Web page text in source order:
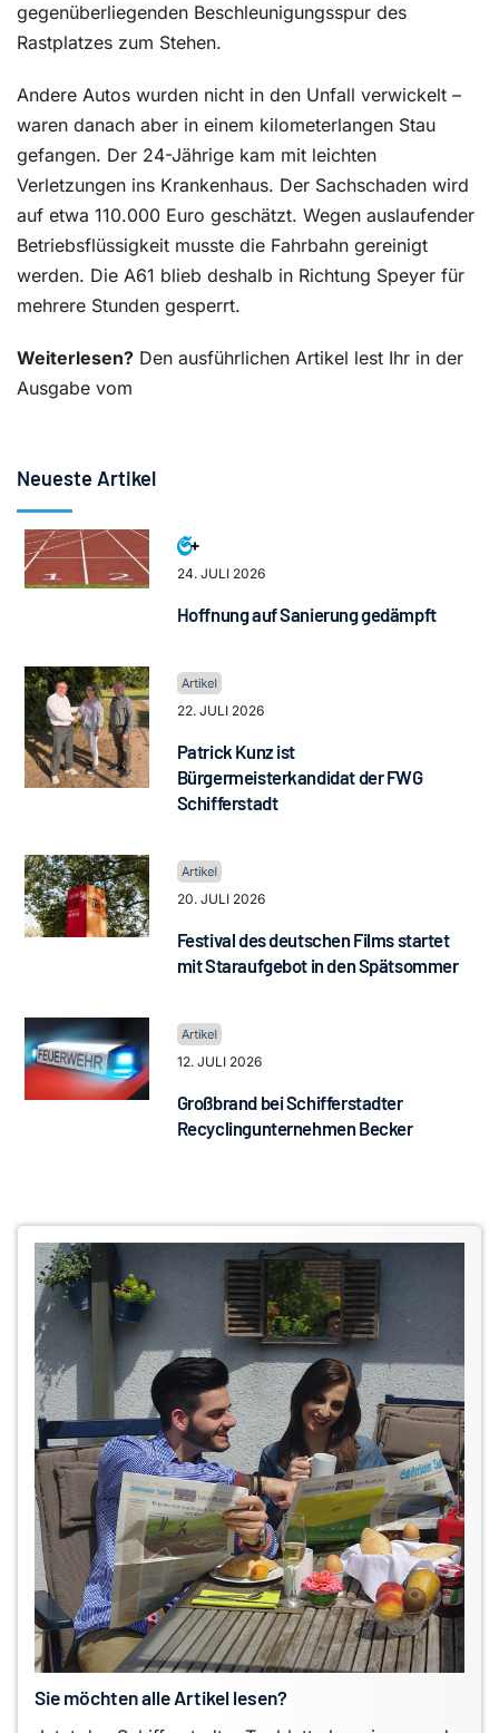
gegenüberliegenden Beschleunigungsspur des
Rastplatzes zum Stehen.
Andere Autos wurden nicht in den Unfall verwickelt –
waren danach aber in einem kilometerlangen Stau
gefangen. Der 24-Jährige kam mit leichten
Verletzungen ins Krankenhaus. Der Sachschaden wird
auf etwa 110.000 Euro geschätzt. Wegen auslaufender
Betriebsflüssigkeit musste die Fahrbahn gereinigt
werden. Die A61 blieb deshalb in Richtung Speyer für
mehrere Stunden gesperrt.
Weiterlesen? Den ausführlichen Artikel lest Ihr in der
Ausgabe vom
Neueste Artikel
24. JULI 2026
Hoffnung auf Sanierung gedämpft
22. JULI 2026
Patrick Kunz ist
Bürgermeisterkandidat der FWG
Schifferstadt
20. JULI 2026
Festival des deutschen Films startet
mit Staraufgebot in den Spätsommer
12. JULI 2026
Großbrand bei Schifferstadter
Recyclingunternehmen Becker
Sie möchten alle Artikel lesen?